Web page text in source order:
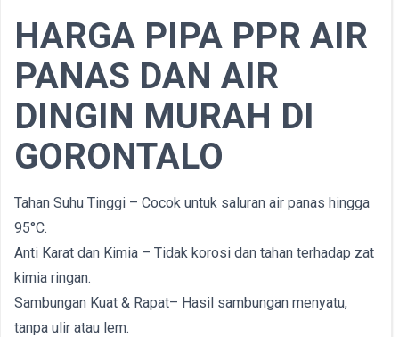
HARGA PIPA PPR AIR
PANAS DAN AIR
DINGIN MURAH DI
GORONTALO
Tahan Suhu Tinggi – Cocok untuk saluran air panas hingga
95°C.
Anti Karat dan Kimia – Tidak korosi dan tahan terhadap zat
kimia ringan.
Sambungan Kuat & Rapat– Hasil sambungan menyatu,
tanpa ulir atau lem.